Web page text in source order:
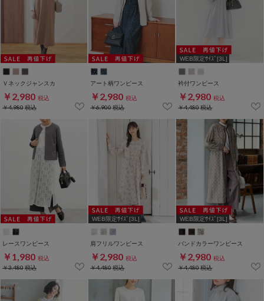
Ｖネックジャンスカ
￥2,980 税込
￥4,980税込
アート柄ワンピース
￥2,980 税込
￥6,900税込
WEB限定ｻｲｽﾞ[3L]
衿付ワンピース
￥2,980 税込
￥4,480税込
レースワンピース
￥1,980 税込
￥3,480税込
WEB限定ｻｲｽﾞ[3L]
肩フリルワンピース
￥2,980 税込
￥4,480税込
WEB限定ｻｲｽﾞ[3L]
バンドカラーワンピース
￥2,980 税込
￥4,480税込